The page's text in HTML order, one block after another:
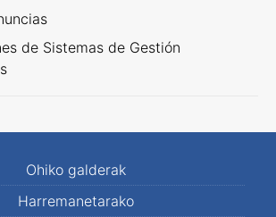
de Sistemas de Gestión
Ohiko galderak
Harremanetarako